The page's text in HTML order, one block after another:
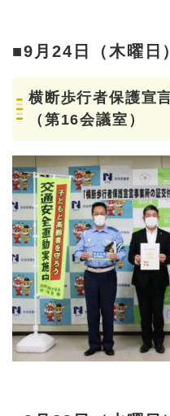
■9月24日（木曜日
横断歩行者保護宣
（第16会議室）